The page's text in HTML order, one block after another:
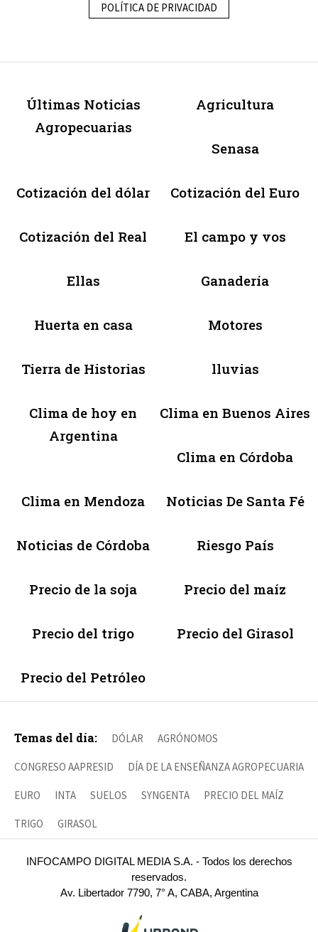
POLÍTICA DE PRIVACIDAD
Últimas Noticias
Agropecuarias
Agricultura
Senasa
Cotización del dólar Cotización del Euro
Cotización del Real El campo y vos
Ellas Ganadería
Huerta en casa Motores
Tierra de Historias lluvias
Clima de hoy en
Argentina
Clima en Buenos Aires
Clima en Córdoba
Clima en Mendoza Noticias De Santa Fé
Noticias de Córdoba Riesgo País
Precio de la soja Precio del maíz
Precio del trigo Precio del Girasol
Precio del Petróleo
Temas del día: DÓLAR AGRÓNOMOS
CONGRESO AAPRESID DÍA DE LA ENSEÑANZA AGROPECUARIA
EURO INTA SUELOS SYNGENTA PRECIO DEL MAÍZ
TRIGO GIRASOL
INFOCAMPO DIGITAL MEDIA S.A. - Todos los derechos
reservados.
Av. Libertador 7790, 7° A, CABA, Argentina